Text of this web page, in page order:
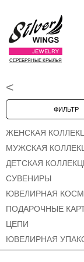
СЕРЕБРЯНЫЕ КРЫЛЬЯ
ФИЛЬТР
ЖЕНСКАЯ
МУЖСКАЯ
ДЕТСКАЯ
СУВЕНИРЫ
ЮВЕЛИРНАЯ
ПОДАРОЧНЫЕ
ЦЕПИ
ЮВЕЛИРНАЯ